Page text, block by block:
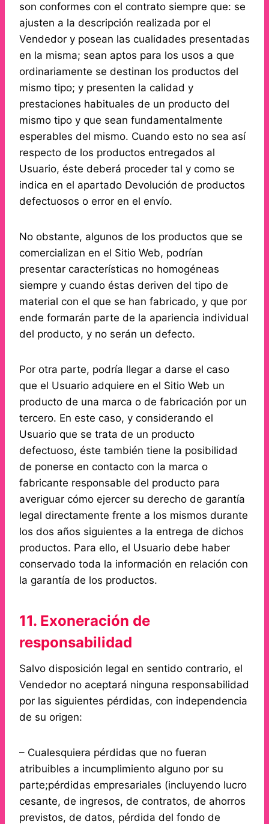
son conformes con el contrato siempre que: se
ajusten a la descripción realizada por el
Vendedor y posean las cualidades presentadas
en la misma; sean aptos para los usos a que
ordinariamente se destinan los productos del
mismo tipo; y presenten la calidad y
prestaciones habituales de un producto del
mismo tipo y que sean fundamentalmente
esperables del mismo. Cuando esto no sea así
respecto de los productos entregados al
Usuario, éste deberá proceder tal y como se
indica en el apartado Devolución de productos
defectuosos o error en el envío.
No obstante, algunos de los productos que se
comercializan en el Sitio Web, podrían
presentar características no homogéneas
siempre y cuando éstas deriven del tipo de
material con el que se han fabricado, y que por
ende formarán parte de la apariencia individual
del producto, y no serán un defecto.
Por otra parte, podría llegar a darse el caso
que el Usuario adquiere en el Sitio Web un
producto de una marca o de fabricación por un
tercero. En este caso, y considerando el
Usuario que se trata de un producto
defectuoso, éste también tiene la posibilidad
de ponerse en contacto con la marca o
fabricante responsable del producto para
averiguar cómo ejercer su derecho de garantía
legal directamente frente a los mismos durante
los dos años siguientes a la entrega de dichos
productos. Para ello, el Usuario debe haber
conservado toda la información en relación con
la garantía de los productos.
11. Exoneración de
responsabilidad
Salvo disposición legal en sentido contrario, el
Vendedor no aceptará ninguna responsabilidad
por las siguientes pérdidas, con independencia
de su origen:
– Cualesquiera pérdidas que no fueran
atribuibles a incumplimiento alguno por su
parte;pérdidas empresariales (incluyendo lucro
cesante, de ingresos, de contratos, de ahorros
previstos, de datos, pérdida del fondo de